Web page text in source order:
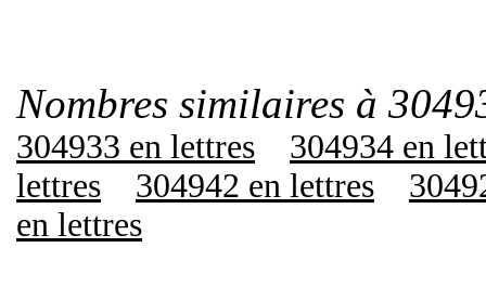
Nombres similaires à
304933 en lettres
304934 en
lettres
304942 en lettres
en lettres